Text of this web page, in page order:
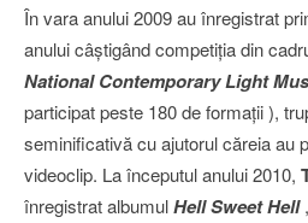
În vara anului 2009 au înregistrat
anului câştigând competiţia din
National Contemporary Light
participat peste 180 de formaţii ),
seminificativă cu ajutorul căreia au
videoclip. Laînceputul anului 2010,
înregistrat albumulHell Sweet Hell